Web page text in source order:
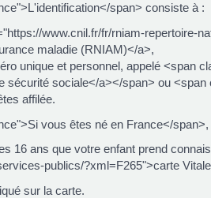
span> consiste à :
www.cnil.fr/fr/rniam-repertoire-
maladie (RNIAM)</a>,
unique et personnel, appelé <span
sécurité sociale</a></span> ou
affilée.
vous êtes né en France</
16 ans que votre enfant prend
publics/?xml=F265">carte
sur la carte.